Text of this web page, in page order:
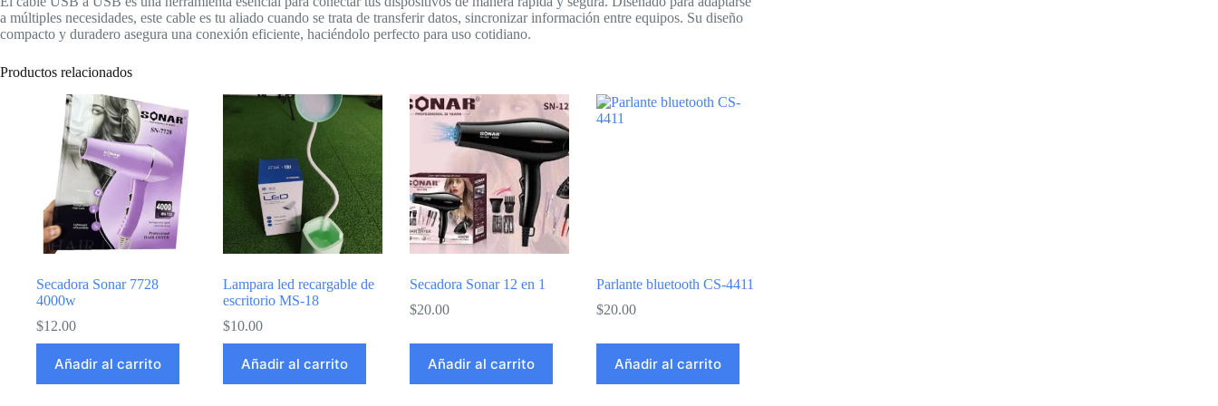
a múltiples necesidades, este cable es tu aliado cuando se trata de transferir datos, sincronizar información entre equipos. Su diseño
compacto y duradero asegura una conexión eficiente, haciéndolo perfecto para uso cotidiano.
Productos relacionados
Secadora Sonar 7728
4000w
$12.00
Añadir al carrito
Lampara led recargable de
escritorio MS-18
$10.00
Añadir al carrito
Secadora Sonar 12 en 1
$20.00
Añadir al carrito
Parlante bluetooth CS-4411
$20.00
Añadir al carrito